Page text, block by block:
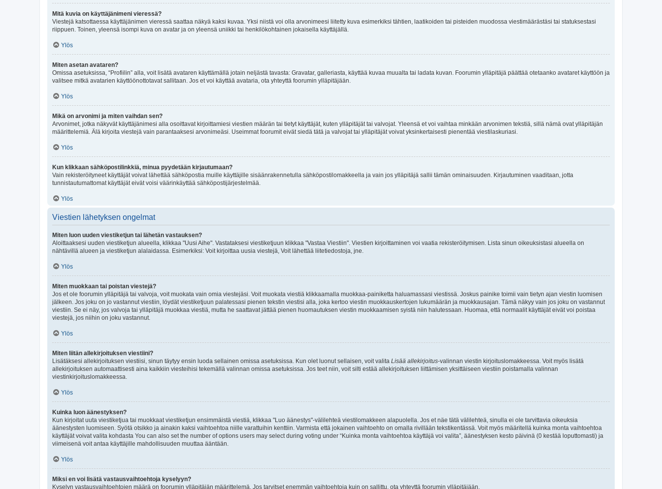
Mitä kuvia on käyttäjänimeni vieressä?
Viestejä katsottaessa käyttäjänimen vieressä saattaa näkyä kaksi kuvaa. Yksi niistä voi olla arvonimeesi liitetty kuva esimerkiksi tähtien, laatikoiden tai pisteiden muodossa viestimäärästäsi tai statuksestasi
riippuen. Toinen, yleensä isompi kuva on avatar ja on yleensä uniikki tai henkilökohtainen jokaisella käyttäjällä.
Ylös
Miten asetan avataren?
Omissa asetuksissa, “Profiilin” alla, voit lisätä avataren käyttämällä jotain neljästä tavasta: Gravatar, galleriasta, käyttää kuvaa muualta tai ladata kuvan. Foorumin ylläpitäjä päättää otetaanko avataret käyttöön ja
valitsee mitkä avatarien käyttöönottotavat sallitaan. Jos et voi käyttää avataria, ota yhteyttä foorumin ylläpitäjään.
Ylös
Mikä on arvonimi ja miten vaihdan sen?
Arvonimet, jotka näkyvät käyttäjänimesi alla osoittavat kirjoittamiesi viestien määrän tai tietyt käyttäjät, kuten ylläpitäjät tai valvojat. Yleensä et voi vaihtaa minkään arvonimen tekstiä, sillä nämä ovat ylläpitäjän
määrittelemiä. Älä kirjoita viestejä vain parantaaksesi arvonimeäsi. Useimmat foorumit eivät siedä tätä ja valvojat tai ylläpitäjät voivat yksinkertaisesti pienentää viestilaskuriasi.
Ylös
Kun klikkaan sähköpostilinkkiä, minua pyydetään kirjautumaan?
Vain rekisteröityneet käyttäjät voivat lähettää sähköpostia muille käyttäjille sisäänrakennetulla sähköpostilomakkeella ja vain jos ylläpitäjä sallii tämän ominaisuuden. Kirjautuminen vaaditaan, jotta
tunnistautumattomat käyttäjät eivät voisi väärinkäyttää sähköpostijärjestelmää.
Ylös
Viestien lähetyksen ongelmat
Miten luon uuden viestiketjun tai lähetän vastauksen?
Aloittaaksesi uuden viestiketjun alueella, klikkaa "Uusi Aihe". Vastataksesi viestiketjuun klikkaa "Vastaa Viestiin". Viestien kirjoittaminen voi vaatia rekisteröitymisen. Lista sinun oikeuksistasi alueella on
nähtävillä alueen ja viestiketjun alalaidassa. Esimerkiksi: Voit kirjoittaa uusia viestejä, Voit lähettää liitetiedostoja, jne.
Ylös
Miten muokkaan tai poistan viestejä?
Jos et ole foorumin ylläpitäjä tai valvoja, voit muokata vain omia viestejäsi. Voit muokata viestiä klikkaamalla muokkaa-painiketta haluamassasi viestissä. Joskus painike toimii vain tietyn ajan viestin luomisen
jälkeen. Jos joku on jo vastannut viestiin, löydät viestiketjuun palatessasi pienen tekstin viestisi alla, joka kertoo viestin muokkauskertojen lukumäärän ja muokkausajan. Tämä näkyy vain jos joku on vastannut
viestiin. Se ei näy, jos valvoja tai ylläpitäjä muokkaa viestiä, mutta he saattavat jättää pienen huomautuksen viestin muokkaamisen syistä niin halutessaan. Huomaa, että normaalit käyttäjät eivät voi poistaa
viestejä, jos niihin on joku vastannut.
Ylös
Miten liitän allekirjoituksen viestiini?
Lisätäksesi allekirjoituksen viestiisi, sinun täytyy ensin luoda sellainen omissa asetuksissa. Kun olet luonut sellaisen, voit valita Lisää allekirjoitus-valinnan viestin kirjoituslomakkeessa. Voit myös lisätä
allekirjoituksen automaattisesti aina kaikkiin viesteihisi tekemällä valinnan omissa asetuksissa. Jos teet niin, voit silti estää allekirjoituksen liittämisen yksittäiseen viestiin poistamalla valinnan
viestinkirjoituslomakkeessa.
Ylös
Kuinka luon äänestyksen?
Kun kirjoitat uuta viestiketjua tai muokkaat viestiketjun ensimmäistä viestiä, klikkaa "Luo äänestys"-välilehteä viestilomakkeen alapuolella. Jos et näe tätä välilehteä, sinulla ei ole tarvittavia oikeuksia
äänestysten luomiseen. Syötä otsikko ja ainakin kaksi vaihtoehtoa niille varattuihin kenttiin. Varmista että jokainen vaihtoehto on omalla rivillään tekstikentässä. Voit myös määritellä kuinka monta vaihtoehtoa
käyttäjät voivat valita kohdasta You can also set the number of options users may select during voting under “Kuinka monta vaihtoehtoa käyttäjä voi valita”, äänestyksen kesto päivinä (0 kestää loputtomasti) ja
viimeisenä voit antaa käyttäjille mahdollisuuden muuttaa ääntään.
Ylös
Miksi en voi lisätä vastausvaihtoehtoja kyselyyn?
Kyselyn vastausvaihtoehtojen määrä on foorumin ylläpitäjän määrittelemä. Jos tarvitset enemmän vaihtoehtoja kuin on sallittu, ota yhteyttä foorumin ylläpitäjään.